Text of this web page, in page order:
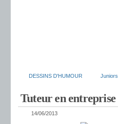
DESSINS D'HUMOUR Juniors
Tuteur en entreprise
14/06/2013